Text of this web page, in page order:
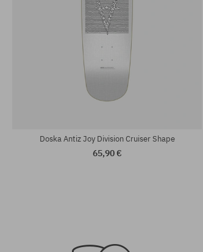
Doska Antiz Joy Division Cruiser Shape
65,90 €